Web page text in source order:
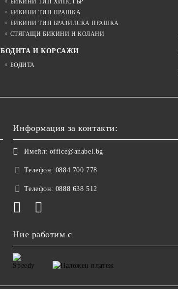
БИКИНИ ТИП ПРАШКА
БИКИНИ ТИП БРАЗИЛСКА ПРАШКА
СТЯГАЩИ БИКИНИ И КОЛАНИ
БОДИТА И КОРСАЖИ
БОДИТА
Информация за контакти:
Имейл: office@anabel.bg
Телефон: 0884 700 778
Телефон: 0888 638 512
Ние работим с